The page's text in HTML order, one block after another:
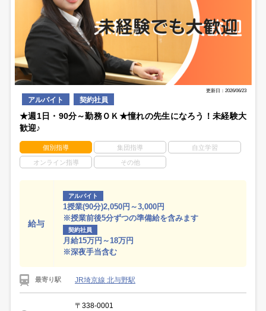
更新日：2026/06/23
アルバイト 契約社員
★週1日・90分～勤務ＯＫ★憧れの先生になろう！未経験大
歓迎♪
個別指導 集団指導 自立学習
オンライン指導 その他
給与
アルバイト
1授業(90分)2,050円～3,000円
※授業前後5分ずつの準備給を含みます
契約社員
月給15万円～18万円
※深夜手当含む
最寄り駅 JR埼京線 北与野駅
〒338-0001